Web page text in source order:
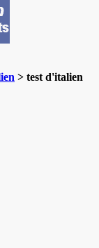
> test d'italien